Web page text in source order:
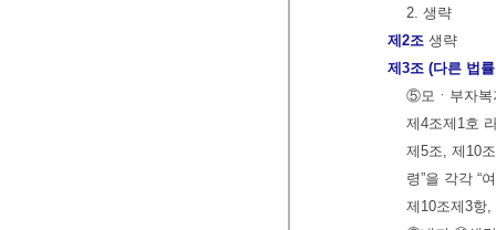
2. 생략
제2조 생략
제3조 (다른 법
⑤모ㆍ부자복
제4조제1호
제5조, 제10
령”을 각각 “
제10조제3항,